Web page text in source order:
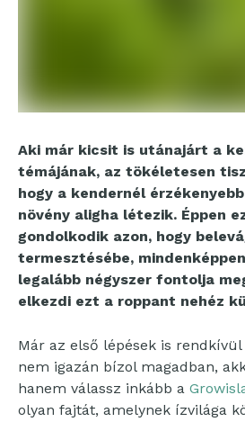
Aki már kicsit is utánajárt a
témájának, az tökéletesen
hogy a kendernél
növény aligha létezik. Éppen
gondolkodik azon, hogy
termesztésébe,
legalább négyszer fontolja
elkezdi ezt a roppant nehéz
Már az első lépések is
nem igazán bízol magadban,
hanem válassz inkább a
olyan fajtát, amelynek ízvilága